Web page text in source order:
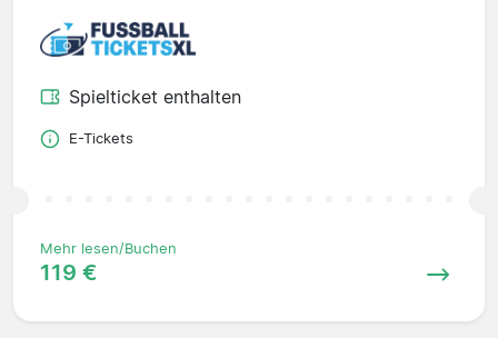
Spielticket enthalten
E-Tickets
Mehr lesen/Buchen
119 €